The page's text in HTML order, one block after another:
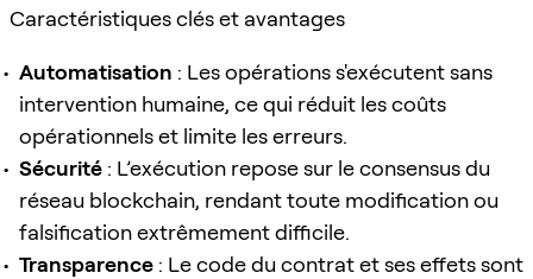
Caractéristiques clés et avantages
Automatisation : Les opérations s'exécutent sans
intervention humaine, ce qui réduit les coûts
opérationnels et limite les erreurs.
Sécurité : L’exécution repose sur le consensus du
réseau blockchain, rendant toute modification ou
falsification extrêmement difficile.
Transparence : Le code du contrat et ses effets sont